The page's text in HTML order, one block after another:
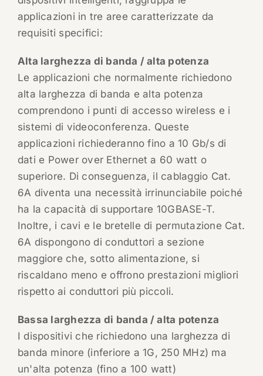
applicazioni in tre aree caratterizzate da
requisiti specifici:
Alta larghezza di banda / alta potenza
Le applicazioni che normalmente richiedono
alta larghezza di banda e alta potenza
comprendono i punti di accesso wireless e i
sistemi di videoconferenza. Queste
applicazioni richiederanno fino a 10 Gb/s di
dati e Power over Ethernet a 60 watt o
superiore. Di conseguenza, il cablaggio Cat.
6A diventa una necessità irrinunciabile poiché
ha la capacità di supportare 10GBASE-T.
Inoltre, i cavi e le bretelle di permutazione Cat.
6A dispongono di conduttori a sezione
maggiore che, sotto alimentazione, si
riscaldano meno e offrono prestazioni migliori
rispetto ai conduttori più piccoli.
Bassa larghezza di banda / alta potenza
I dispositivi che richiedono una larghezza di
banda minore (inferiore a 1G, 250 MHz) ma
un'alta potenza (fino a 100 watt)